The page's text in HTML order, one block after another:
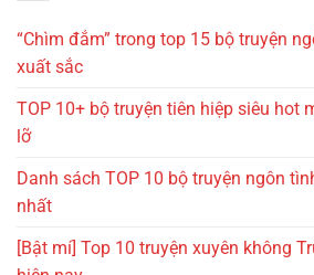
“Chìm đắm” trong top 15 bộ truyện
xuất sắc
TOP 10+ bộ truyện tiên hiệp siêu hot
lỡ
Danh sách TOP 10 bộ truyện ngôn
nhất
[Bật mí] Top 10 truyện xuyên không